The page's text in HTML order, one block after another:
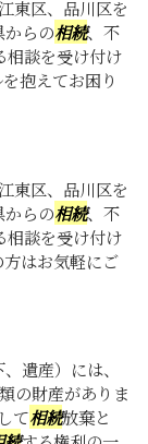
東区、品川区を
らの相続、不
談を受け付け
抱えてお困り
東区、品川区を
らの相続、不
談を受け付け
はお気軽にご
遺産）には、
の財産がありま
て相続放棄と